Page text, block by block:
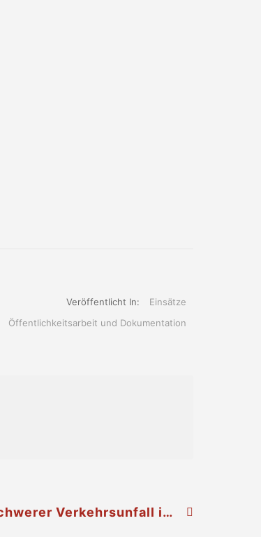
Veröffentlicht In:
Einsätze
Öffentlichkeitsarbeit und Dokumentation
Schwerer Verkehrsunfall in Geitzendorf